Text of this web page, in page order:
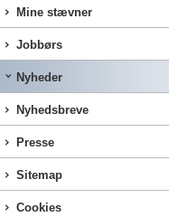
Mine stævner
Jobbørs
Nyheder
Nyhedsbreve
Presse
Sitemap
Cookies